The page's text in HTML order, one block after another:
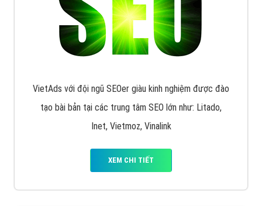
VietAds với đội ngũ SEOer giàu kinh nghiệm được đào
tạo bài bản tại các trung tâm SEO lớn như: Litado,
Inet, Vietmoz, Vinalink
XEM CHI TIẾT